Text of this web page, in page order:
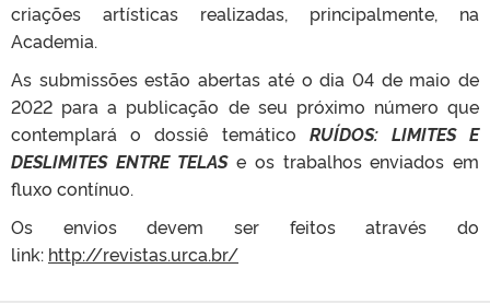
criações artísticas realizadas, principalmente, na
Academia.
As submissões estão abertas até o dia 04 de maio de
2022 para a publicação de seu próximo número que
contemplará o dossiê temático RUÍDOS: LIMITES E
DESLIMITES ENTRE TELASe os trabalhos enviados em
fluxo contínuo.
Os envios devem ser feitos através do
link: http://revistas.urca.br/